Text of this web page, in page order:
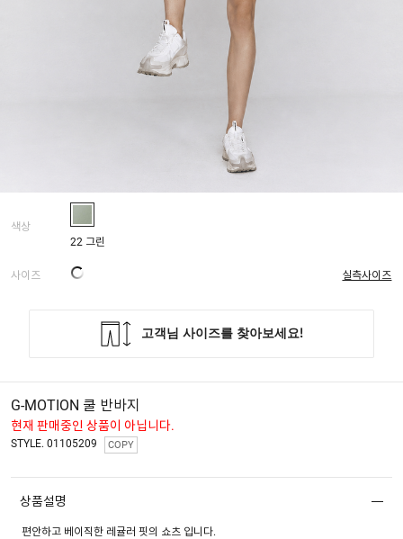
색상
22 그린
사이즈 실측사이즈
G-MOTION 쿨 반바지
현재 판매중인 상품이 아닙니다.
STYLE. 01105209 COPY
상품설명
편안하고 베이직한 레귤러 핏의 쇼츠 입니다.